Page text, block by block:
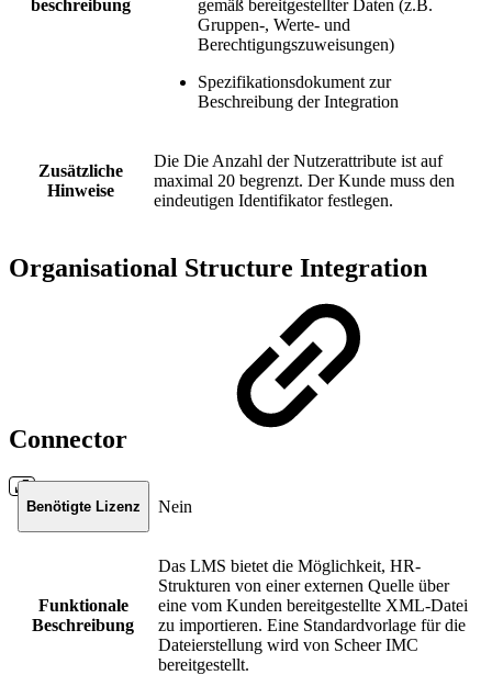
beschreibung
gemäß bereitgestellter Daten (z.B.
Gruppen-, Werte- und
Berechtigungszuweisungen)
Spezifikationsdokument zur
Beschreibung der Integration
Zusätzliche
Hinweise
Die Die Anzahl der Nutzerattribute ist auf
maximal 20 begrenzt. Der Kunde muss den
eindeutigen Identifikator festlegen.
Organisational Structure Integration
Connector
Benötigte Lizenz Nein
Funktionale
Beschreibung
Das LMS bietet die Möglichkeit, HR-
Strukturen von einer externen Quelle über
eine vom Kunden bereitgestellte XML-Datei
zu importieren. Eine Standardvorlage für die
Dateierstellung wird von Scheer IMC
bereitgestellt.